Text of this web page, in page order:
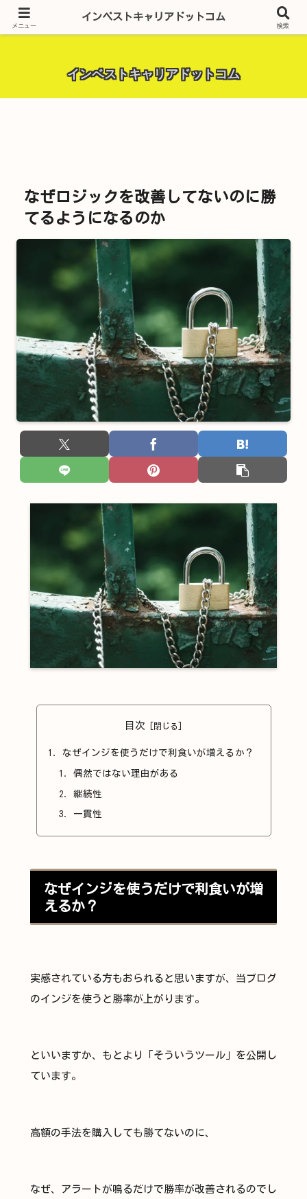
昨今話題の投資全般・金融関連全般・ＦＸトレード全般・生活に役立つ情報・
インベストキャリアドットコム
なぜロジックを改善してないのに勝
てるようになるのか
目次
なぜインジを使うだけで利食いが増えるか？
偶然ではない理由がある
継続性
一貫性
なぜインジを使うだけで利食いが増
えるか？
実感されている方もおられると思いますが、当ブログ
のインジを使うと勝率が上がります。
といいますか、もとより「そういうツール」を公開し
ています。
高額の手法を購入しても勝てないのに、
なぜ、アラートが鳴るだけで勝率が改善されるのでし
メニュー
インベストキャリアドットコム
検索